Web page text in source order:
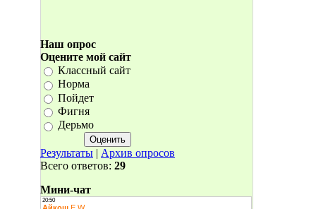
Наш опрос
Оцените мой сайт
Классный сайт
Норма
Пойдет
Фигня
Дерьмо
Результаты | Архив опросов
Всего ответов: 29
Мини-чат